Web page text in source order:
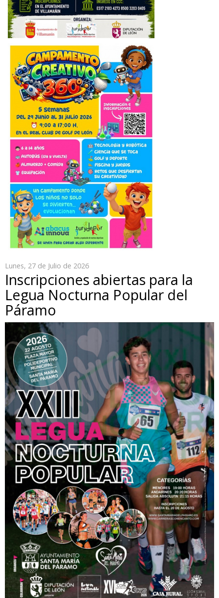
Lunes, 27 de Julio de 2026
Inscripciones abiertas para la
Legua Nocturna Popular del
Páramo